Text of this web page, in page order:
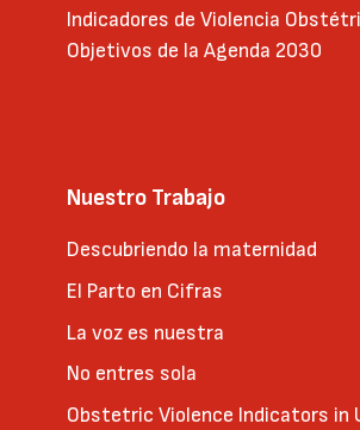
Indicadores de Violencia
Objetivos de la Agenda 2030
Nuestro Trabajo
Descubriendo la maternidad
El Parto en Cifras
La voz es nuestra
No entres sola
Obstetric Violence Indicators in